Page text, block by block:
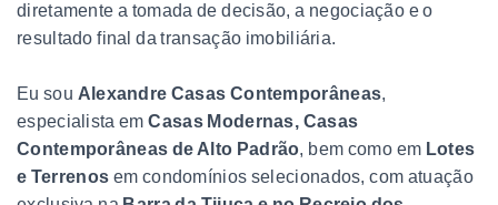
diretamente a tomada de decisão, a negociação e o
resultado final da transação imobiliária.
Eu sou Alexandre Casas Contemporâneas,
especialista emCasas Modernas, Casas
Contemporâneas de Alto Padrão, bem como em Lotes
e Terrenos em condomínios selecionados, com atuação